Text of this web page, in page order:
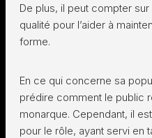
De plus, il peut compter
qualité pour l’aider à
forme.
En ce qui concerne sa
prédire comment le public
monarque. Cependant, il
pour le rôle, ayant servi en